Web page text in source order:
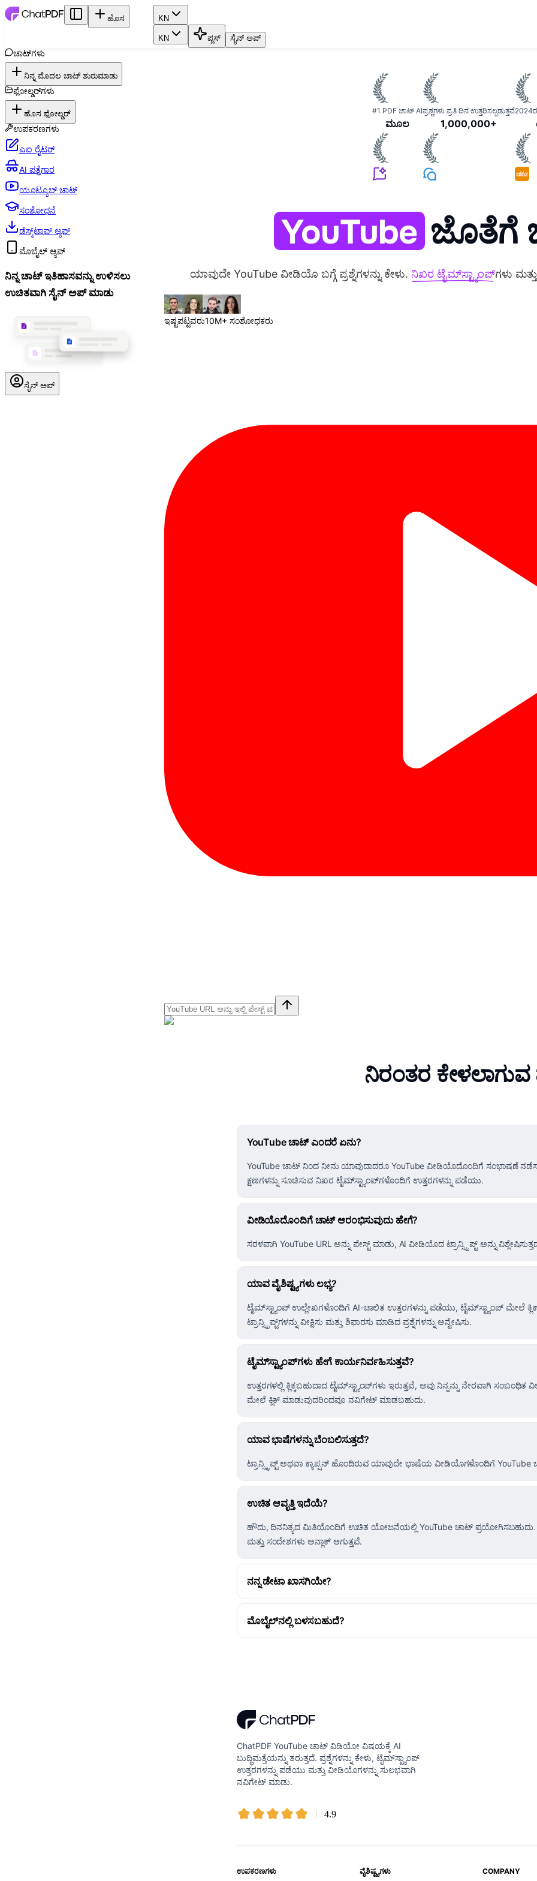
ಹೊಸ KN
KN ಪ್ಲಸ್ ಸೈನ್ ಅಪ್
ಚಾಟ್‌ಗಳು
ನಿನ್ನ ಮೊದಲ ಚಾಟ್ ಶುರುಮಾಡು
ಫೋಲ್ಡರ್‌ಗಳು
ಹೊಸ ಫೋಲ್ಡರ್
ಉಪಕರಣಗಳು
ಎಐ ರೈಟರ್
AI ಪತ್ತೆಗಾರ
ಯೂಟ್ಯೂಬ್ ಚಾಟ್
ಸಂಶೋಧನೆ
ಡೆಸ್ಕ್‌ಟಾಪ್ ಆ್ಯಪ್
ಮೊಬೈಲ್ ಆ್ಯಪ್
ನಿನ್ನ ಚಾಟ್ ಇತಿಹಾಸವನ್ನು ಉಳಿಸಲು
ಉಚಿತವಾಗಿ ಸೈನ್ ಅಪ್ ಮಾಡು
ಸೈನ್ ಅಪ್
#1 PDF ಚಾಟ್ AI
ಮೂಲ
ಪ್ರಶ್ಣಗಳು ಪ್ರತಿ ದಿನ ಉತ್ತರಿಸಲ್ಪಡುತ್ತವೆ
1,000,000+
YouTubeಜೊತೆಗೆ
ಯಾವುದೇ YouTube ವೀಡಿಯೊ ಬಗ್ಗೆ ಪ್ರಶ್ನೆಗಳನ್ನು ಕೇಳು. ನಿಖರ ಟೈಮ್‌ಸ್ಟ್ಯಾಂಪ್‌‌ಗಳು
ಇಷ್ಟಪಟ್ಟವರು10M+ ಸಂಶೋಧಕರು
ನಿರಂತರ ಕೇಳಲಾಗುವ
YouTube ಚಾಟ್ ಎಂದರೆ ಏನು?
YouTube ಚಾಟ್ ನಿಂದ ನೀನು ಯಾವುದಾದರೂ YouTube ವೀಡಿಯೊದೊಂದಿಗೆ ಸಂಭಾಷಣೆ
ಕ್ಷಣಗಳನ್ನು ಸೂಚಿಸುವ ನಿಖರ ಟೈಮ್‌ಸ್ಟ್ಯಾಂಪ್‌ಗಳೊಂದಿಗೆ ಉತ್ತರಗಳನ್ನು ಪಡೆಯು.
ವೀಡಿಯೊದೊಂದಿಗೆ ಚಾಟ್ ಆರಂಭಿಸುವುದು ಹೇಗೆ?
ಸರಳವಾಗಿ YouTube URL ಅನ್ನು ಪೇಸ್ಟ್ ಮಾಡು, AI ವೀಡಿಯೊದ ಟ್ರಾನ್ಸ್ಕ್ರಿಪ್ಟ್ ಅನ್ನು
ಯಾವ ವೈಶಿಷ್ಟ್ಯಗಳು ಲಭ್ಯ?
ಟೈಮ್‌ಸ್ಟ್ಯಾಂಪ್ ಉಲ್ಲೇಖಗಳೊಂದಿಗೆ AI-ಚಾಲಿತ ಉತ್ತರಗಳನ್ನು ಪಡೆಯು, ಟೈಮ್‌ಸ್ಟ್ಯಾಂಪ್‌ ಮೇಲೆ
ಟ್ರಾನ್ಸ್ಕ್ರಿಪ್ಟ್‌ಗಳನ್ನು ವೀಕ್ಷಿಸು ಮತ್ತು ಶಿಫಾರಸು ಮಾಡಿದ ಪ್ರಶ್ನೆಗಳನ್ನು ಅನ್ವೇಷಿಸು.
ಟೈಮ್‌ಸ್ಟ್ಯಾಂಪ್‌ಗಳು ಹೇಗೆ ಕಾರ್ಯನಿರ್ವಹಿಸುತ್ತವೆ?
ಉತ್ತರಗಳಲ್ಲಿ ಕ್ಲಿಕ್ಕಬಹುದಾದ ಟೈಮ್‌ಸ್ಟ್ಯಾಂಪ್‌ಗಳು ಇರುತ್ತವೆ, ಅವು ನಿನ್ನನ್ನು ನೇರವಾಗಿ ಸಂಬಂಧಿತ
ಮೇಲೆ ಕ್ಲಿಕ್ ಮಾಡುವುದರಿಂದವೂ ನವಿಗೇಟ್ ಮಾಡಬಹುದು.
ಯಾವ ಭಾಷೆಗಳನ್ನು ಬೆಂಬಲಿಸುತ್ತದೆ?
ಟ್ರಾನ್ಸ್ಕ್ರಿಪ್ಟ್ ಅಥವಾ ಕ್ಯಾಪ್ಷನ್ ಹೊಂದಿರುವ ಯಾವುದೇ ಭಾಷೆಯ ವೀಡಿಯೊಗಳೊಂದಿಗೆ YouTube
ಉಚಿತ ಆವೃತ್ತಿ ಇದೆಯೆ?
ಹೌದು, ದಿನನಿತ್ಯದ ಮಿತಿಯೊಂದಿಗೆ ಉಚಿತ ಯೋಜನೆಯಲ್ಲಿ YouTube ಚಾಟ್
ಮತ್ತು ಸಂದೇಶಗಳು ಅನ್ಲಾಕ್ ಆಗುತ್ತವೆ.
ನನ್ನ ಡೇಟಾ ಖಾಸಗಿಯೇ?
ಮೊಬೈಲ್‌ನಲ್ಲಿ ಬಳಸಬಹುದೆ?
ChatPDF YouTube ಚಾಟ್ ವಿಡಿಯೋ ವಿಷಯಕ್ಕೆ AI
ಬುದ್ಧಿಮತ್ತೆಯನ್ನು ತರುತ್ತದೆ. ಪ್ರಶ್ನೆಗಳನ್ನು ಕೇಳು, ಟೈಮ್‌ಸ್ಟ್ಯಾಂಪ್‌
ಉತ್ತರಗಳನ್ನು ಪಡೆಯು ಮತ್ತು ವೀಡಿಯೊಗಳನ್ನು ಸುಲಭವಾಗಿ
ನವಿಗೇಟ್ ಮಾಡು.
4.9
ಉಪಕರಣಗಳು ವೈಶಿಷ್ಟ್ಯಗಳು COMPANY